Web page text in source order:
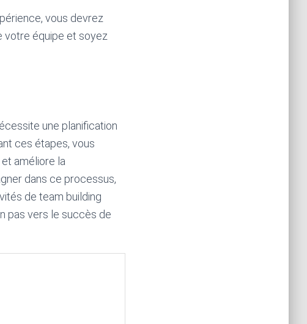
vous devrez
votre équipe et soyez
une planification
ces étapes, vous
améliore la
dans ce processus,
de team building
pas vers le succès de